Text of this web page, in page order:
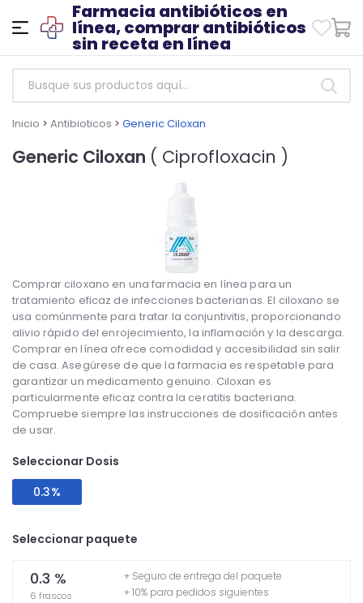
Farmacia antibióticos en
línea, comprar antibióticos
sin receta en línea
Inicio > Antibioticos > Generic Ciloxan
Generic Ciloxan ( Ciprofloxacin )
Comprar ciloxano en una farmacia en línea para un
tratamiento eficaz de infecciones bacterianas. El ciloxano se
usa comúnmente para tratar la conjuntivitis, proporcionando
alivio rápido del enrojecimiento, la inflamación y la descarga.
Comprar en línea ofrece comodidad y accesibilidad sin salir
de casa. Asegúrese de que la farmacia es respetable para
garantizar un medicamento genuino. Ciloxan es
particularmente eficaz contra la ceratitis bacteriana.
Compruebe siempre las instrucciones de dosificación antes
de usar.
Seleccionar Dosis
0.3%
Seleccionar paquete
0.3 %
6 frascos
+ Seguro de entrega del paquete
+ 10% para pedidos siguientes